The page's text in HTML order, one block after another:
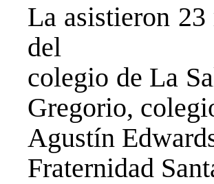
La asistieron
del
colegio de La
Gregorio,
Agustín
Fraternidad